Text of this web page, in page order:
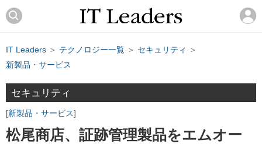
IT Leaders ＞ テクノロジー一覧 ＞ セキュリティ
＞
新製品・サービス
セキュリティ
新製品・サービス
松尾商店、証跡管理製品をエムオー